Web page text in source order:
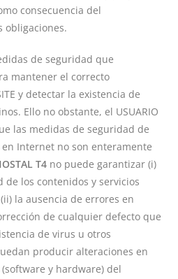
consecuencia del
obligaciones.
de seguridad que
mantener el correcto
y detectar la existencia de
Ello no obstante, el USUARIO
las medidas de seguridad de
Internet no son enteramente
T4 no puede garantizar (i)
los contenidos y servicios
la ausencia de errores en
de cualquier defecto que
de virus u otros
producir alteraciones en
y hardware) del